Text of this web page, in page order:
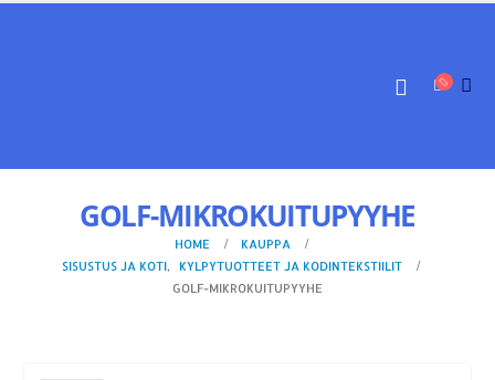
GOLF-MIKROKUITUPYYHE
HOME
KAUPPA
SISUSTUS JA KOTI,
KYLPYTUOTTEET JA KODINTEKSTIILIT
GOLF-MIKROKUITUPYYHE